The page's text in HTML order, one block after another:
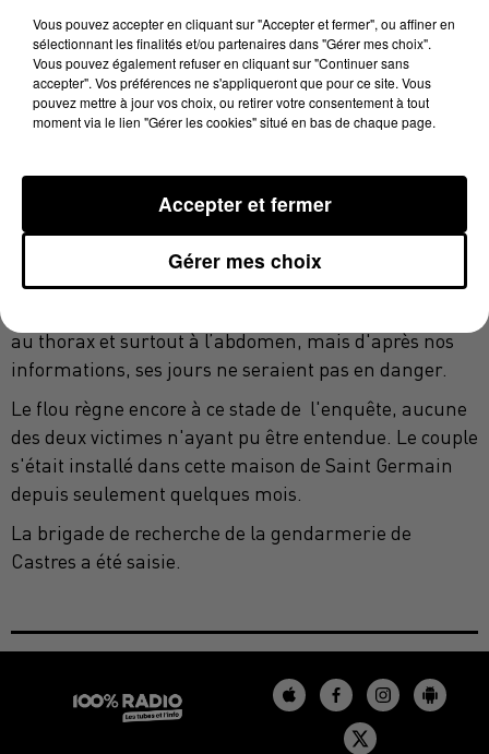
couteau. C’est la femme elle-même, selon toute
vraisemblance, qui a prévenu les pompiers par
téléphone.
Elle a été héliportée dans un état grave sur l'hôpital
. Elle était encore au bloc opératoire à 21h.
Selon plusieurs sources, elle est enceinte de 4 mois,
une information que le parquet n'était pas en mesure
de nous confirmer ce mercredi soir. Son compagnon
au thorax et surtout à l’abdomen, mais d'après nos
informations, ses jours ne seraient pas en danger.
Le flou règne encore à ce stade de l'enquête, aucune
des deux victimes n'ayant pu être entendue. Le couple
s'était installé dans cette maison de Saint Germain
depuis seulement quelques mois.
La brigade de recherche de la gendarmerie de
Castres a été saisie.
Vous pouvez accepter en cliquant sur "Accepter et fermer", ou affiner en
sélectionnant les finalités et/ou partenaires dans "Gérer mes choix".
Vous pouvez également refuser en cliquant sur "Continuer sans
accepter". Vos préférences ne s'appliqueront que pour ce site. Vous
pouvez mettre à jour vos choix, ou retirer votre consentement à tout
moment via le lien "Gérer les cookies" situé en bas de chaque page.
Gérer mes choix
Accepter et fermer